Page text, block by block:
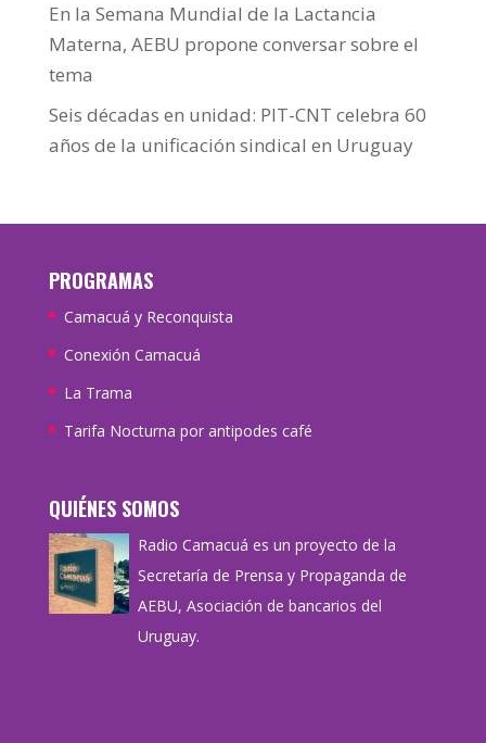
En la Semana Mundial de la Lactancia
Materna, AEBU propone conversar sobre el
tema
Seis décadas en unidad: PIT-CNT celebra 60
años de la unificación sindical en Uruguay
PROGRAMAS
Camacuá y Reconquista
Conexión Camacuá
La Trama
Tarifa Nocturna por antipodes café
QUIÉNES SOMOS
Radio Camacuá es un proyecto de la
Secretaría de Prensa y Propaganda de
AEBU, Asociación de bancarios del
Uruguay.